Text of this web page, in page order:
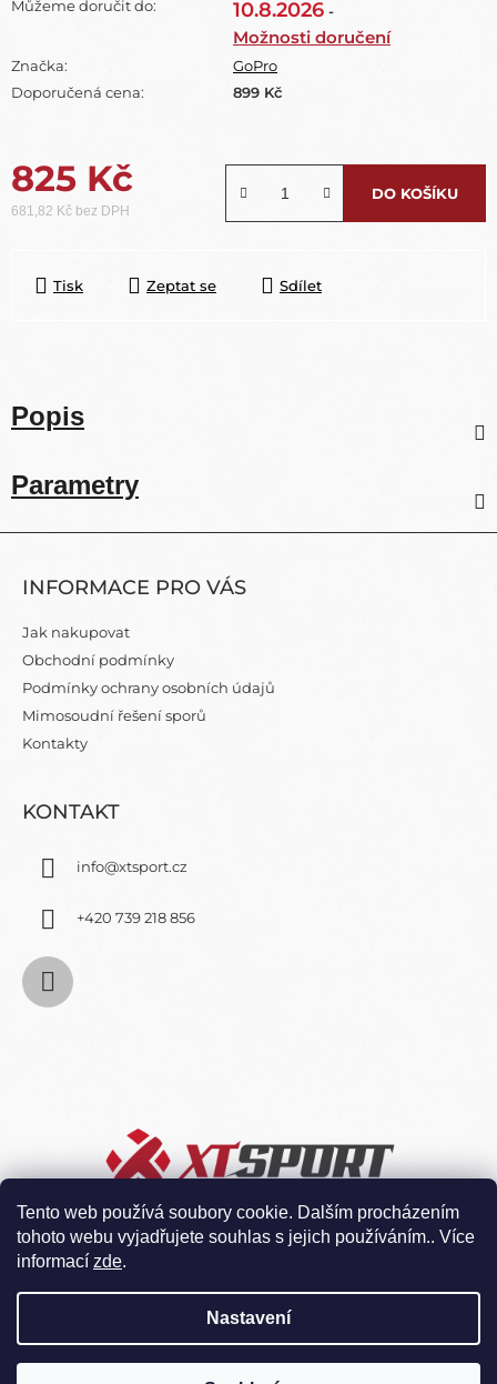
Tento web používá soubory cookie. Dalším procházením
tohoto webu vyjadřujete souhlas s jejich používáním.. Více
informací zde.
Nastavení
Můžeme doručit do:
10.8.2026 -
Možnosti doručení
Značka:
GoPro
Doporučená cena:
899 Kč
825 Kč
681,82 Kč bez DPH
DO KOŠÍKU
Tisk Zeptat se Sdílet
Popis
Parametry
INFORMACE PRO VÁS
Jak nakupovat
Obchodní podmínky
Podmínky ochrany osobních údajů
Mimosoudní řešení sporů
Kontakty
KONTAKT
info@xtsport.cz
+420 739 218 856